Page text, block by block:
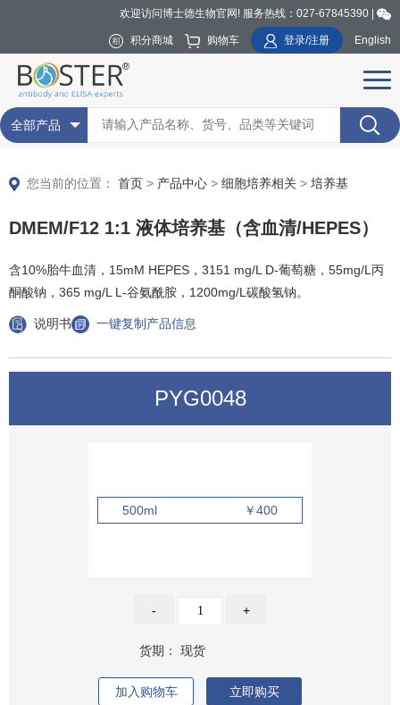
欢迎访问博士德生物官网! 服务热线：027-67845390 |
积分商城 购物车 登录/注册 English
全部产品
您当前的位置： 首页 > 产品中心 > 细胞培养相关 > 培养基
DMEM/F12 1:1 液体培养基（含血清/HEPES）
含10%胎牛血清，15mM HEPES，3151 mg/L D-葡萄糖，55mg/L丙
酮酸钠，365 mg/L L-谷氨酰胺，1200mg/L碳酸氢钠。
说明书 一键复制产品信息
PYG0048
500ml ￥400
- +
货期： 现货
加入购物车 立即购买